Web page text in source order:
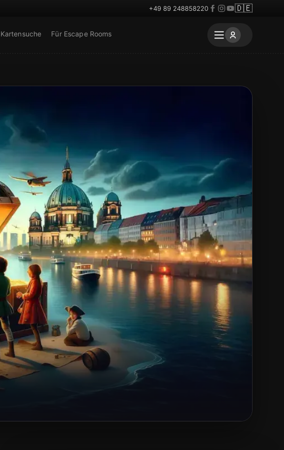
+49 89 248858220 🇩🇪
Kartensuche Für Escape Rooms